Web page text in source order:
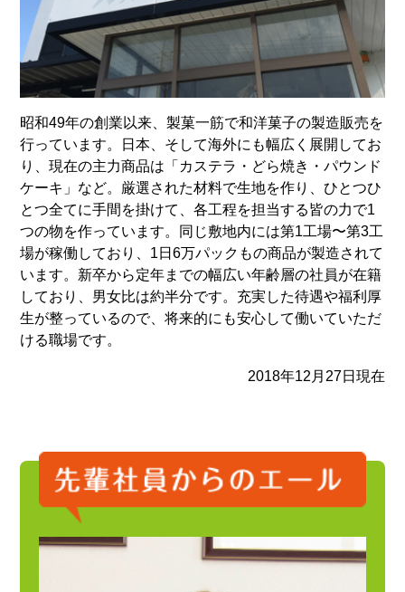
昭和49年の創業以来、製菓一筋で和洋菓子の製造販売を
行っています。日本、そして海外にも幅広く展開してお
り、現在の主力商品は「カステラ・どら焼き・パウンド
ケーキ」など。厳選された材料で生地を作り、ひとつひ
とつ全てに手間を掛けて、各工程を担当する皆の力で1
つの物を作っています。同じ敷地内には第1工場〜第3工
場が稼働しており、1日6万パックもの商品が製造されて
います。新卒から定年までの幅広い年齢層の社員が在籍
しており、男女比は約半分です。充実した待遇や福利厚
生が整っているので、将来的にも安心して働いていただ
ける職場です。
2018年12月27日現在